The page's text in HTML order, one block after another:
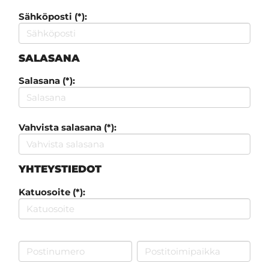
Sähköposti (*):
SALASANA
Salasana (*):
Vahvista salasana (*):
YHTEYSTIEDOT
Katuosoite (*):